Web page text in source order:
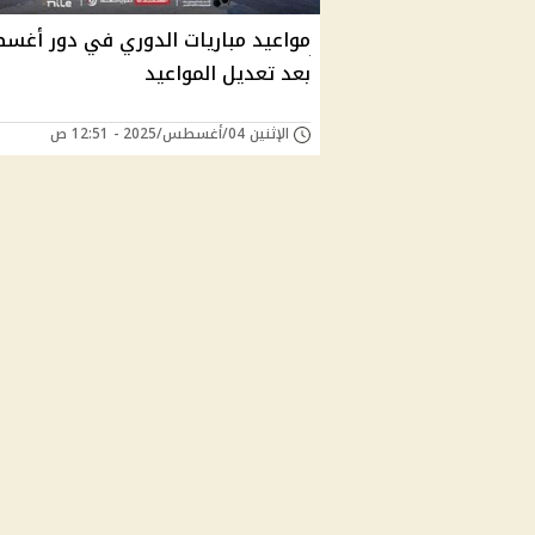
مواعيد مباريات الدوري في دور
بعد تعديل المواعيد
الإثنين 04/أغسطس/2025 - 12:51 ص